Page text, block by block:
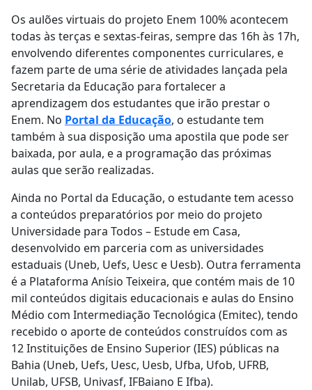
Os aulões virtuais do projeto Enem 100% acontecem
todas às terças e sextas-feiras, sempre das 16h às 17h,
envolvendo diferentes componentes curriculares, e
fazem parte de uma série de atividades lançada pela
Secretaria da Educação para fortalecer a
aprendizagem dos estudantes que irão prestar o
Enem. No Portal da Educação, o estudante tem
também à sua disposição uma apostila que pode ser
baixada, por aula, e a programação das próximas
aulas que serão realizadas.
Ainda no Portal da Educação, o estudante tem acesso
a conteúdos preparatórios por meio do projeto
Universidade para Todos – Estude em Casa,
desenvolvido em parceria com as universidades
estaduais (Uneb, Uefs, Uesc e Uesb). Outra ferramenta
é a Plataforma Anísio Teixeira, que contém mais de 10
mil conteúdos digitais educacionais e aulas do Ensino
Médio com Intermediação Tecnológica (Emitec), tendo
recebido o aporte de conteúdos construídos com as
12 Instituições de Ensino Superior (IES) públicas na
Bahia (Uneb, Uefs, Uesc, Uesb, Ufba, Ufob, UFRB,
Unilab, UFSB, Univasf, IFBaiano E Ifba).